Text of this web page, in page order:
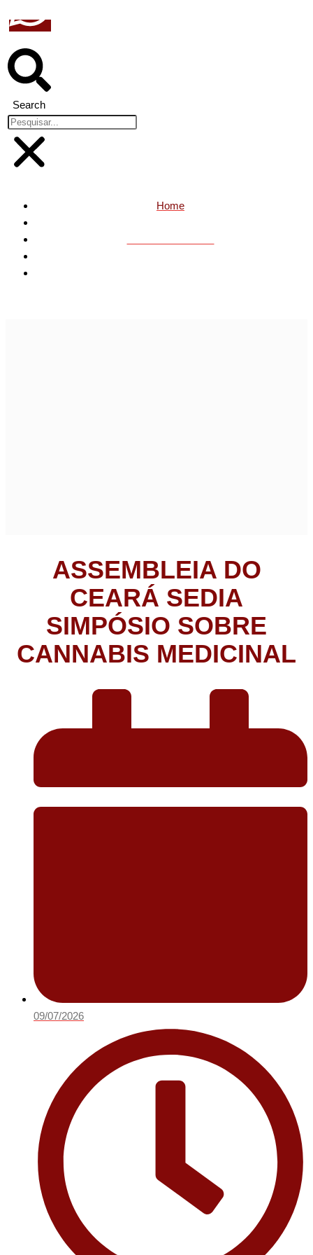
Search
Home
ASSEMBLEIA DO
CEARÁ SEDIA
SIMPÓSIO SOBRE
CANNABIS MEDICINAL
09/07/2026